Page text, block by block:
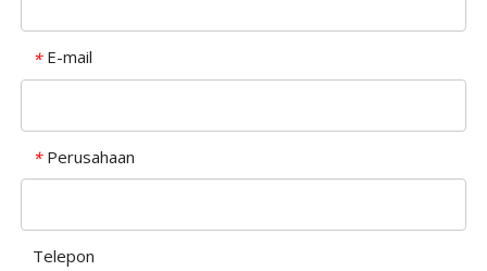
* E-mail
* Perusahaan
Telepon